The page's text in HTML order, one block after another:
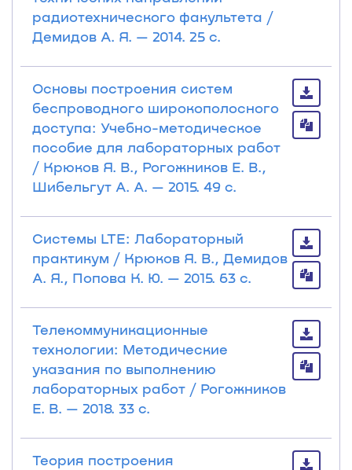
радиотехнического факультета /
Демидов А. Я. — 2014. 25 с.
Основы построения систем
беспроводного широкополосного
доступа: Учебно-методическое
пособие для лабораторных работ
/ Крюков Я. В., Рогожников Е. В.,
Шибельгут А. А. — 2015. 49 с.
Системы LTE: Лабораторный
практикум / Крюков Я. В., Демидов
А. Я., Попова К. Ю. — 2015. 63 с.
Телекоммуникационные
технологии: Методические
указания по выполнению
лабораторных работ / Рогожников
Е. В. — 2018. 33 с.
Теория построения